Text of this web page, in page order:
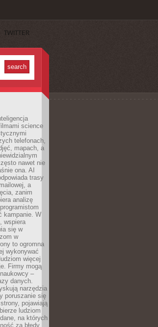
TWITTER
science
telefonach,
mapach, a
nawet nie
ona. AI
trasy
a
zanim
analizę
kampanie. W
wspiera
się w
w
to ogromna
wykonywać
więcej
Firmy mogą
–
danych.
narzędzia
poruszanie się
pojawiają
ludziom
na których
za błędy